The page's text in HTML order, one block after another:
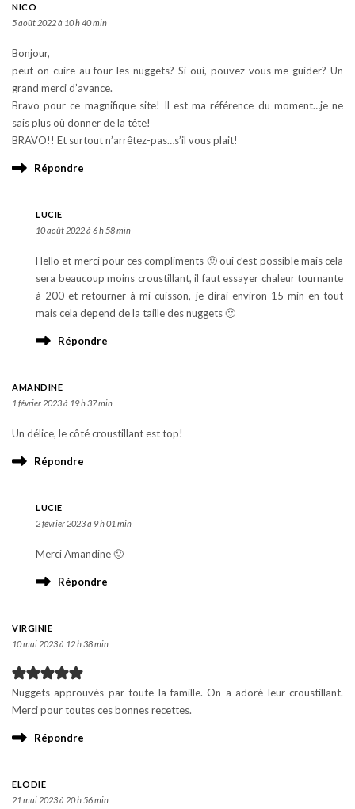
NICO
5 août 2022 à 10 h 40 min
Bonjour,
peut-on cuire au four les nuggets? Si oui, pouvez-vous me guider? Un
grand merci d’avance.
Bravo pour ce magnifique site! Il est ma référence du moment…je ne
sais plus où donner de la tête!
BRAVO!! Et surtout n’arrêtez-pas…s’il vous plait!
Répondre
LUCIE
10 août 2022 à 6 h 58 min
Hello et merci pour ces compliments 🙂 oui c’est possible mais cela
sera beaucoup moins croustillant, il faut essayer chaleur tournante
à 200 et retourner à mi cuisson, je dirai environ 15 min en tout
mais cela depend de la taille des nuggets 🙂
Répondre
AMANDINE
1 février 2023 à 19 h 37 min
Un délice, le côté croustillant est top!
Répondre
LUCIE
2 février 2023 à 9 h 01 min
Merci Amandine 🙂
Répondre
VIRGINIE
10 mai 2023 à 12 h 38 min
Nuggets approuvés par toute la famille. On a adoré leur croustillant.
Merci pour toutes ces bonnes recettes.
Répondre
ELODIE
21 mai 2023 à 20 h 56 min